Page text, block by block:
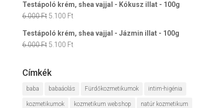
was:
7.600 Ft.
is:
6.460 Ft.
Testápoló krém, shea vajjal - Kókusz illat - 100g
6.000Ft Original
was:
6.000 Ft.
5.100 FtCurrent
is:
5.100 Ft.
Testápoló krém, shea vajjal - Jázmin illat - 100g
6.000Ft Original
6.000 Ft.
5.100 FtCurrent
Címkék
baba babaáolás Fürdőkozmetikumok intim-higénia
kozmetikumok kozmetikum webshop natúr kozmetikum